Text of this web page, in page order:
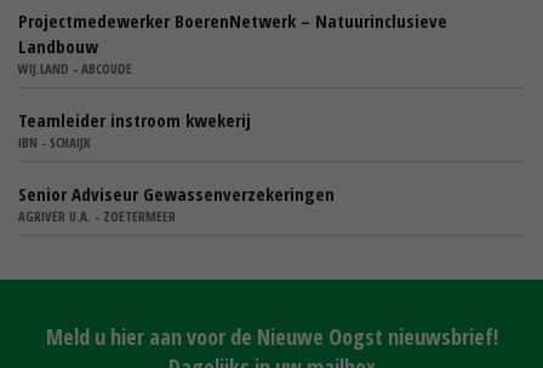
Projectmedewerker BoerenNetwerk – Natuurinclusieve
Landbouw
WIJ.LAND - ABCOUDE
Teamleider instroom kwekerij
IBN - SCHAIJK
Senior Adviseur Gewassenverzekeringen
AGRIVER U.A. - ZOETERMEER
Meld u hier aan voor de Nieuwe Oogst nieuwsbrief!